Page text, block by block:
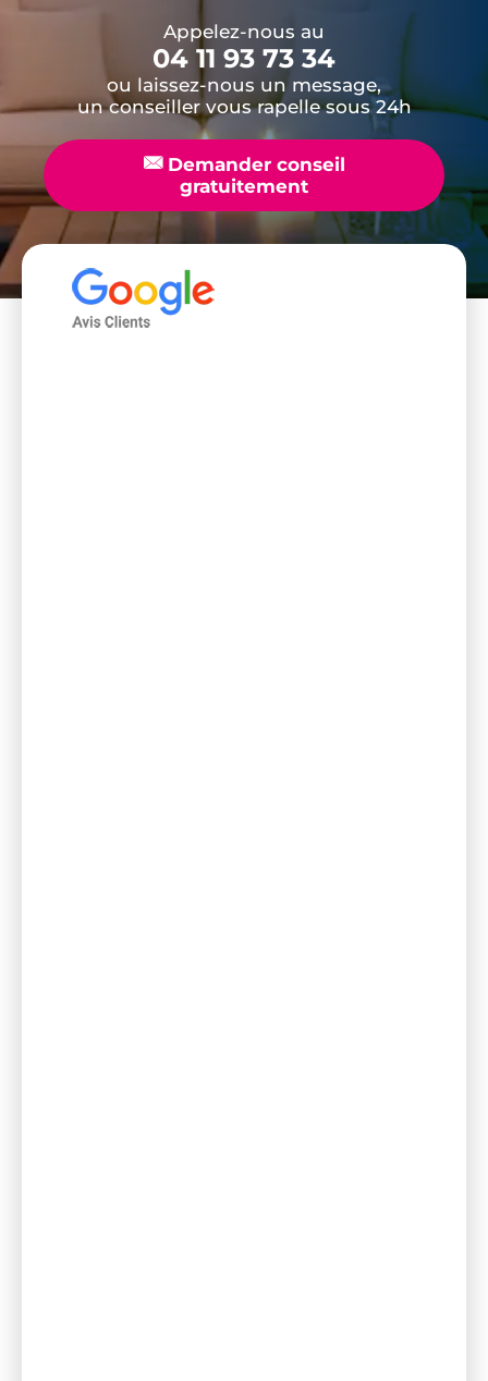
Appelez-nous au
04 11 93 73 34
ou laissez-nous un message,
un conseiller vous rapelle sous 24h
📧Demander conseil
gratuitement